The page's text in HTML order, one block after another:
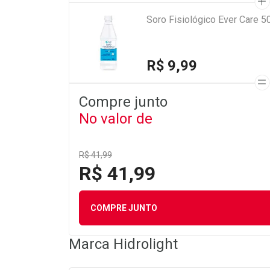
Soro Fisiológico Ever Care
R$ 9,99
Compre junto
No valor de
R$ 41,99
R$ 41,99
COMPRE JUNTO
Marca Hidrolight